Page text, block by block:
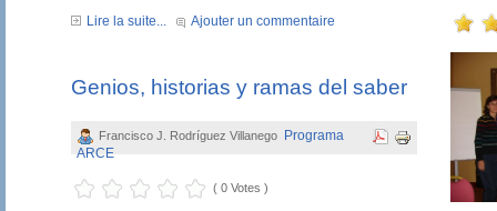
Lire la suite...
Ajouter un commentaire
Genios, historias y ramas del saber
Francisco J. Rodríguez Villanego Programa
ARCE
( 0 Votes )